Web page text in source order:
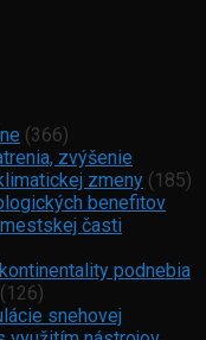
(366)
zvýšenie
zmeny (185)
benefitov
časti
podnebia
(126)
snehovej